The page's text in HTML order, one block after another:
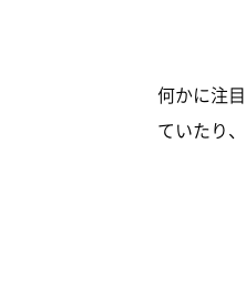
何かに注
ていたり